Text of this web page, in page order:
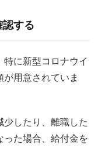
認する
特に新型コロナウイ
用意されていま
少したり、離職した
った場合、給付金を